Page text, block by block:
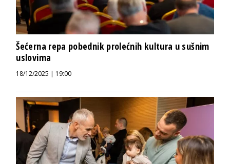
Šećerna repa pobednik prolećnih kultura u sušnim
uslovima
18/12/2025 | 19:00